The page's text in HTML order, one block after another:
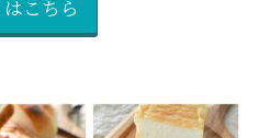
こちら